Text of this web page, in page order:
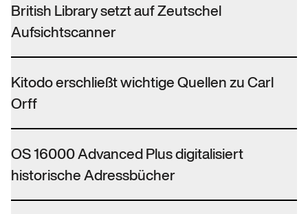
British Library setzt auf Zeutschel
Aufsichtscanner
Kitodo erschließt wichtige Quellen zu Carl
Orff
OS 16000 Advanced Plus digitalisiert
historische Adressbücher